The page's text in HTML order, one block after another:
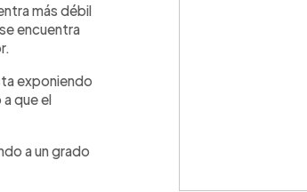
más débil
encuentra
exponiendo
que el
a un grado